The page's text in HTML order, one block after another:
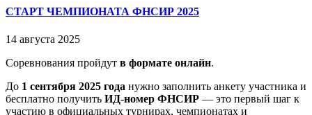
СТАРТ ЧЕМПИОНАТА ФНСИР 2025
14 августа 2025
Соревнования пройдут в формате онлайн.
До 1 сентября 2025 года нужно заполнить анкету участника и
бесплатно получить ИД-номер ФНСИР — это первый шаг к
участию в официальных турнирах, чемпионатах и